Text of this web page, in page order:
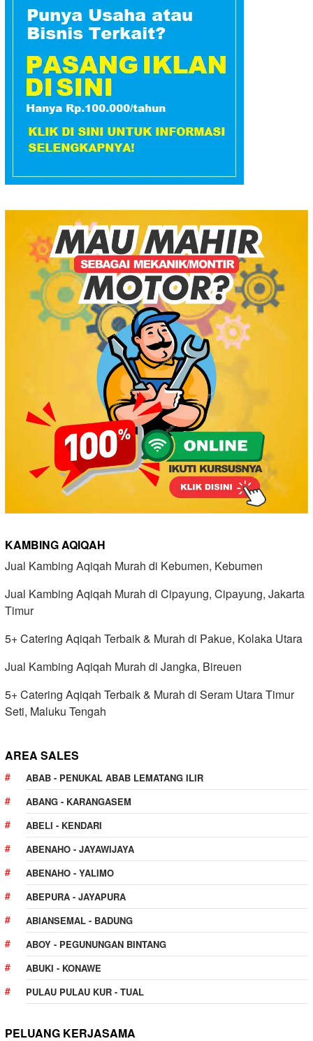
KAMBING AQIQAH
Jual Kambing Aqiqah Murah di Kebumen, Kebumen
Jual Kambing Aqiqah Murah di Cipayung, Cipayung, Jakarta
Timur
5+ Catering Aqiqah Terbaik & Murah di Pakue, Kolaka Utara
Jual Kambing Aqiqah Murah di Jangka, Bireuen
5+ Catering Aqiqah Terbaik & Murah di Seram Utara Timur
Seti, Maluku Tengah
AREA SALES
ABAB - PENUKAL ABAB LEMATANG ILIR
ABANG - KARANGASEM
ABELI - KENDARI
ABENAHO - JAYAWIJAYA
ABENAHO - YALIMO
ABEPURA - JAYAPURA
ABIANSEMAL - BADUNG
ABOY - PEGUNUNGAN BINTANG
ABUKI - KONAWE
PULAU PULAU KUR - TUAL
PELUANG KERJASAMA